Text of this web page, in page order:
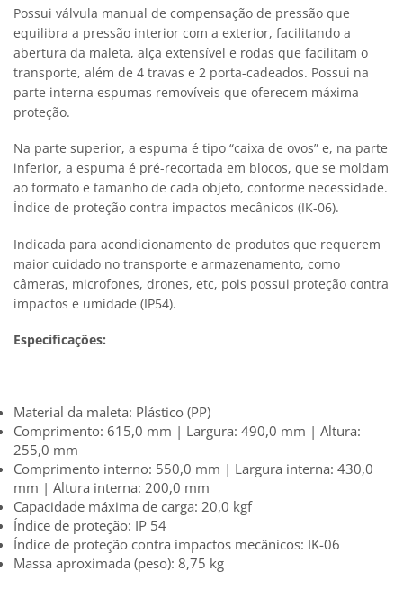
Possui válvula manual de compensação de pressão que
equilibra a pressão interior com a exterior, facilitando a
abertura da maleta, alça extensível e rodas que facilitam o
transporte, além de 4 travas e 2 porta-cadeados. Possui na
parte interna espumas removíveis que oferecem máxima
proteção.
Na parte superior, a espuma é tipo “caixa de ovos” e, na parte
inferior, a espuma é pré-recortada em blocos, que se moldam
ao formato e tamanho de cada objeto, conforme necessidade.
Índice de proteção contra impactos mecânicos (IK-06).
Indicada para acondicionamento de produtos que requerem
maior cuidado no transporte e armazenamento, como
câmeras, microfones, drones, etc, pois possui proteção contra
impactos e umidade (IP54).
Especificações:
Material da maleta: Plástico (PP)
Comprimento: 615,0 mm | Largura: 490,0 mm | Altura:
255,0 mm
Comprimento interno: 550,0 mm | Largura interna: 430,0
mm | Altura interna: 200,0 mm
Capacidade máxima de carga: 20,0 kgf
Índice de proteção: IP 54
Índice de proteção contra impactos mecânicos: IK-06
Massa aproximada (peso): 8,75 kg